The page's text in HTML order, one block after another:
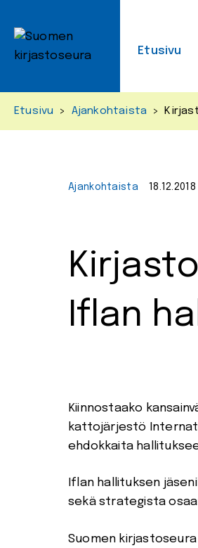
Etusivu
Etusivu > Ajankohtaista >
Ajankohtaista 18.12.2018
Iflan
Kiinnostaako
kattojärjestö
ehdokkaita
Iflan hallituksen
sekä strategista
Suomen